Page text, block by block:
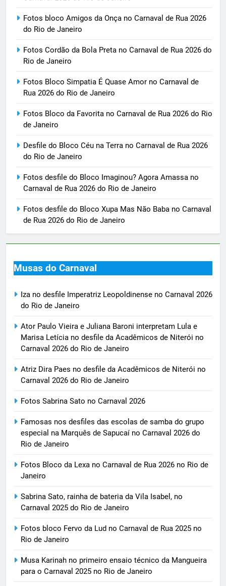
Fotos bloco Amigos da Onça no Carnaval de Rua 2026
do Rio de Janeiro
Fotos Cordão da Bola Preta no Carnaval de Rua 2026 do
Rio de Janeiro
Fotos Bloco Simpatia É Quase Amor no Carnaval de
Rua 2026 do Rio de Janeiro
Fotos Bloco da Favorita no Carnaval de Rua 2026 do Rio
de Janeiro
Desfile do Bloco Céu na Terra no Carnaval de Rua 2026
do Rio de Janeiro
Fotos desfile do Bloco Imaginou? Agora Amassa no
Carnaval de Rua 2026 do Rio de Janeiro
Fotos desfile do Bloco Xupa Mas Não Baba no Carnaval
de Rua 2026 do Rio de Janeiro
Musas do Carnaval
Iza no desfile Imperatriz Leopoldinense no Carnaval 2026
do Rio de Janeiro
Ator Paulo Vieira e Juliana Baroni interpretam Lula e
Marisa Letícia no desfile da Acadêmicos de Niterói no
Carnaval 2026 do Rio de Janeiro
Atriz Dira Paes no desfile da Acadêmicos de Niterói no
Carnaval 2026 do Rio de Janeiro
Fotos Sabrina Sato no Carnaval 2026
Famosas nos desfiles das escolas de samba do grupo
especial na Marquês de Sapucaí no Carnaval 2026 do
Rio de Janeiro
Fotos Bloco da Lexa no Carnaval de Rua 2026 no Rio de
Janeiro
Sabrina Sato, rainha de bateria da Vila Isabel, no
Carnaval 2025 do Rio de Janeiro
Fotos bloco Fervo da Lud no Carnaval de Rua 2025 no
Rio de Janeiro
Musa Karinah no primeiro ensaio técnico da Mangueira
para o Carnaval 2025 no Rio de Janeiro